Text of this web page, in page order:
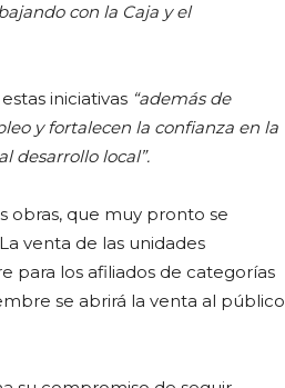
con la Caja y el
iniciativas “además de
y fortalecen la confianza en la
desarrollo local”.
obras, que muy pronto se
venta de las unidades
para los afiliados de categorías
se abrirá la venta al público